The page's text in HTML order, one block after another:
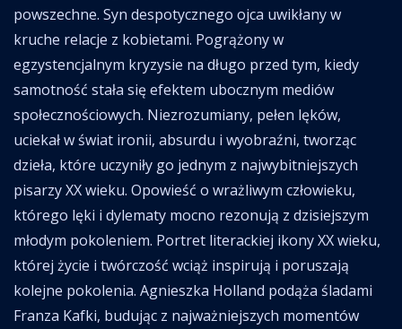
powszechne. Syn despotycznego ojca uwikłany w
kruche relacje z kobietami. Pogrążony w
egzystencjalnym kryzysie na długo przed tym, kiedy
samotność stała się efektem ubocznym mediów
społecznościowych. Niezrozumiany, pełen lęków,
uciekał w świat ironii, absurdu i wyobraźni, tworząc
dzieła, które uczyniły go jednym z najwybitniejszych
pisarzy XX wieku. Opowieść o wrażliwym człowieku,
którego lęki i dylematy mocno rezonują z dzisiejszym
młodym pokoleniem. Portret literackiej ikony XX wieku,
której życie i twórczość wciąż inspirują i poruszają
kolejne pokolenia. Agnieszka Holland podąża śladami
Franza Kafki, budując z najważniejszych momentów